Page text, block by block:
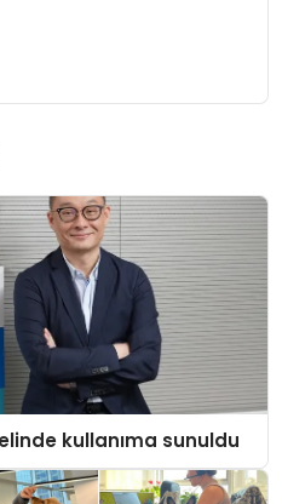
kullanıma sunuldu